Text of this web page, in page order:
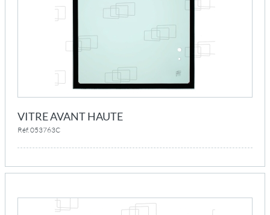
VITRE AVANT HAUTE
Réf. 053763C